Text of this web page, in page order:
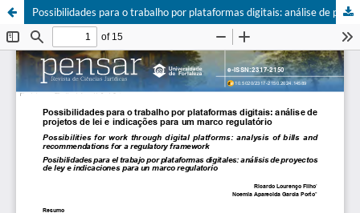
Possibilidades para o trabalho por plataformas digitais: análise de projetos de lei e indicações para um marco regulatório